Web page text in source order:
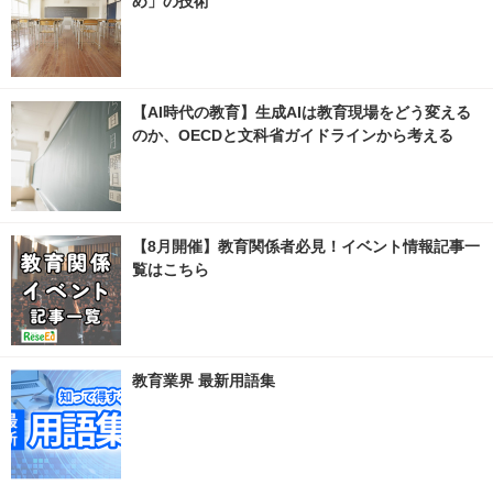
【AI時代の教育】生成AIは教育現場をどう変える
のか、OECDと文科省ガイドラインから考える
【8月開催】教育関係者必見！イベント情報記事一
覧はこちら
教育業界 最新用語集